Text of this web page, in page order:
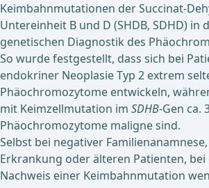
Keimbahnmutationen der Succinat-
Untereinheit B und D (SHDB, SDHD)
genetischen Diagnostik des
So wurde festgestellt, dass sich bei
endokriner Neoplasie Typ 2 extrem
Phäochromozytome entwickeln,
mit Keimzellmutation im SDHB-Gen ca.
Phäochromozytome maligne sind.
Selbst bei negativer
Erkrankung oder älteren Patienten,
Nachweis einer Keimbahnmutation